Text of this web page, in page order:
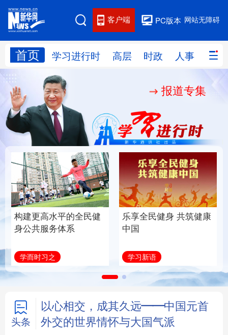
网站无障碍
PC版本
客户端
首页 学习进行时 高层 时政 人事 国际
网站地图
学习进行时 人事
国际 财经 网评
思客智库 全球连线 教育
科技 科创 量子 体育
文化 书画 健康 军事
访谈 视频 图片 政务
信息化 数字经济
学术中国 乡村振兴 银龄 溯源中国
城市 旅游 能源
报道专集
构建更高水平的全民健
身公共服务体系
学而时习之
乐享全民健身 共筑健康
中国
学习新语
头条
以心相交，成其久远——中国元首
外交的世界情怀与大国气派